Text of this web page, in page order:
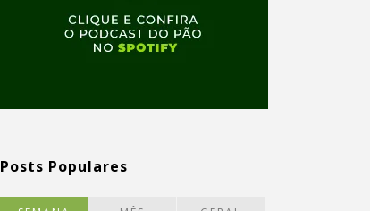
Posts Populares